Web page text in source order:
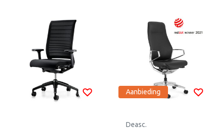
Aanbieding
Deasc.